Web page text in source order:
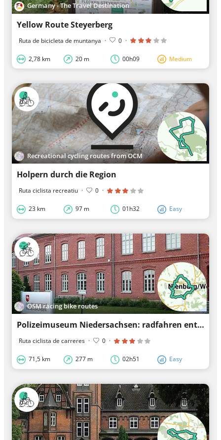
Germany - The Travel Destination
Yellow Route Steyerberg
Ruta de bicicleta de muntanya · 0 ·
2,78 km 20 m 00h09 Medium
Recreational cycling routes from OCM
Holpern durch die Region
Ruta ciclista recreatiu · 0 ·
23 km 97 m 01h32 Easy
OSM racing bike routes
Polizeimuseum Niedersachsen: radfahren entlang eines Museums
Ruta ciclista de carreres · 0 ·
71,5 km 277 m 02h51 Easy